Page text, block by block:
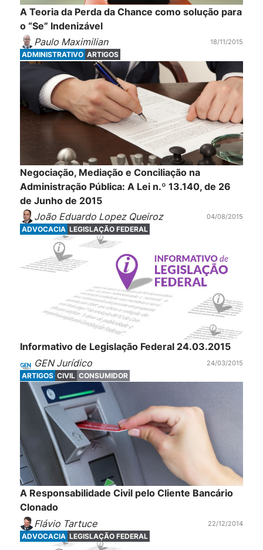
A Teoria da Perda da Chance como solução para
o “Se” Indenizável
Paulo Maximilian
18/11/2015
ADMINISTRATIVO ARTIGOS
Negociação, Mediação e Conciliação na
Administração Pública: A Lei n.º 13.140, de 26
de Junho de 2015
João Eduardo Lopez Queiroz
04/08/2015
ADVOCACIA LEGISLAÇÃO FEDERAL
Informativo de Legislação Federal 24.03.2015
GEN Jurídico
24/03/2015
ARTIGOS CIVIL CONSUMIDOR
A Responsabilidade Civil pelo Cliente Bancário
Clonado
Flávio Tartuce
22/12/2014
ADVOCACIA LEGISLAÇÃO FEDERAL